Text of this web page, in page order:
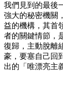
我們見到的最後
強大的秘密機關
益的機構，其首
者的關鍵情節，
復歸，主動脫離
豪，要塞自己回
出的「唯漂亮主